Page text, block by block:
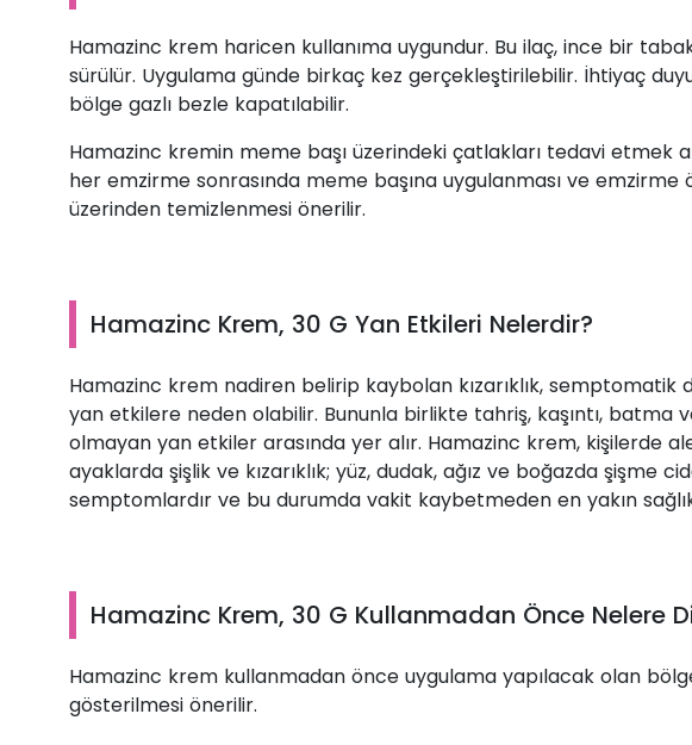
Hamazinc krem haricen kullanıma uygundur. Bu ilaç, ince bir
sürülür. Uygulama günde birkaç kez gerçekleştirilebilir. İhtiyaç
bölge gazlı bezle kapatılabilir.
Hamazinc kremin meme başı üzerindeki çatlakları tedavi etmek
her emzirme sonrasında meme başına uygulanması ve emzirme
üzerinden temizlenmesi önerilir.
Hamazinc Krem, 30 G Yan Etkileri Nelerdir?
Hamazinc krem nadiren belirip kaybolan kızarıklık, semptomatik
yan etkilere neden olabilir. Bununla birlikte tahriş, kaşıntı, batma
olmayan yan etkiler arasında yer alır. Hamazinc krem, kişilerde
ayaklarda şişlik ve kızarıklık; yüz, dudak, ağız ve boğazda şişme
semptomlardır ve bu durumda vakit kaybetmeden en yakın
Hamazinc Krem, 30 G Kullanmadan Önce Nelere
Hamazinc krem kullanmadan önce uygulama yapılacak olan
gösterilmesi önerilir.